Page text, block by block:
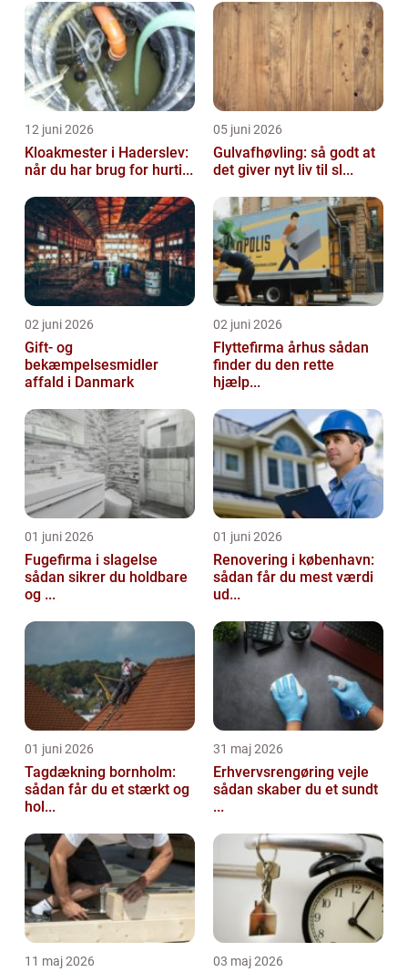
12 juni 2026
Kloakmester i Haderslev:
når du har brug for hurti...
05 juni 2026
Gulvafhøvling: så godt at
det giver nyt liv til sl...
02 juni 2026
Gift- og
bekæmpelsesmidler
affald i Danmark
02 juni 2026
Flyttefirma århus sådan
finder du den rette
hjælp...
01 juni 2026
Fugefirma i slagelse
sådan sikrer du holdbare
og ...
01 juni 2026
Renovering i københavn:
sådan får du mest værdi
ud...
01 juni 2026
Tagdækning bornholm:
sådan får du et stærkt og
hol...
31 maj 2026
Erhvervsrengøring vejle
sådan skaber du et sundt
...
11 maj 2026 03 maj 2026